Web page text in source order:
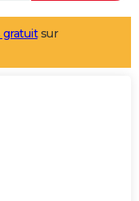
gratuitsur